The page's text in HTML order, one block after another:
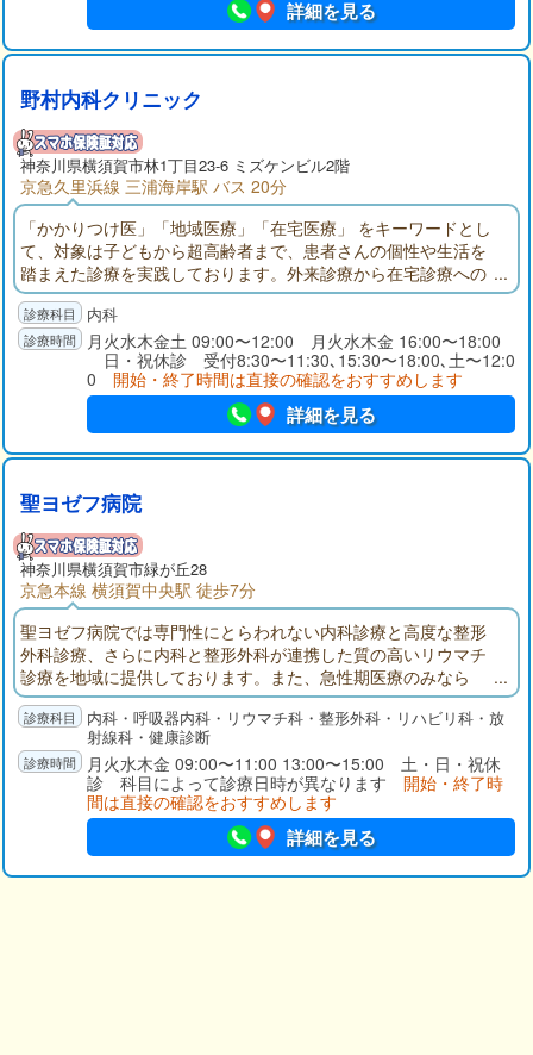
詳細を見る
野村内科クリニック
神奈川県横須賀市林1丁目23-6 ミズケンビル2階
京急久里浜線 三浦海岸駅 バス 20分
「かかりつけ医」「地域医療」「在宅医療」 をキーワードとし
て、対象は子どもから超高齢者まで、患者さんの個性や生活を
踏まえた診療を実践しております。外来診療から在宅診療への
スムーズな移行が可能で、看取りまで出来る在宅療養支援診療
所です。 内科
月火水木金土 09:00〜12:00 月火水木金 16:00〜18:00
日・祝休診 受付8:30〜11:30､15:30〜18:00､土〜12:0
0 開始・終了時間は直接の確認をおすすめします
詳細を見る
聖ヨゼフ病院
神奈川県横須賀市緑が丘28
京急本線 横須賀中央駅 徒歩7分
聖ヨゼフ病院では専門性にとらわれない内科診療と高度な整形
外科診療、さらに内科と整形外科が連携した質の高いリウマチ
診療を地域に提供しております。また、急性期医療のみなら
ず、地域包括ケア、療養、訪問看護、訪問診療など幅広い診療
活動を行っております。
内科・呼吸器内科・リウマチ科・整形外科・リハビリ科・放
射線科・健康診断
月火水木金 09:00〜11:00 13:00〜15:00 土・日・祝休
診 科目によって診療日時が異なります 開始・終了時
間は直接の確認をおすすめします
詳細を見る